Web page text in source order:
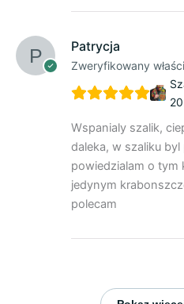
Patrycja
Zweryfikowany
Wspanialy szalik,
daleka, w szaliku
powiedzialam o tym
jedynym
polecam